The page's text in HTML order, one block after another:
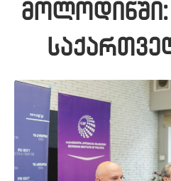
მოლოდინში: